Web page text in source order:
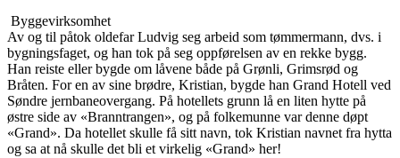
Byggevirksomhet
Av og til påtok oldefar Ludvig seg arbeid som tømmermann, dvs. i
bygningsfaget, og han tok på seg oppførelsen av en rekke bygg.
Han reiste eller bygde om låvene både på Grønli, Grimsrød og
Bråten. For en av sine brødre, Kristian, bygde han Grand Hotell ved
Søndre jernbaneovergang. På hotellets grunn lå en liten hytte på
østre side av «Branntrangen», og på folkemunne var denne døpt
«Grand». Da hotellet skulle få sitt navn, tok Kristian navnet fra hytta
og sa at nå skulle det bli et virkelig «Grand» her!